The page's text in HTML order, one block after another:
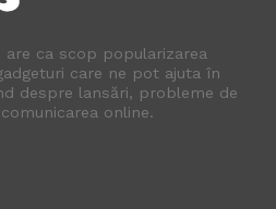
are ca scop popularizarea
care ne pot ajuta în
despre lansări, probleme de
online.